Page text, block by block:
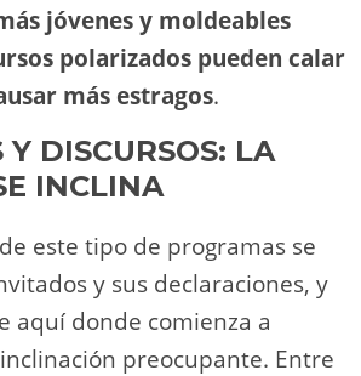
jóvenes y moldeables
polarizados pueden calar
más estragos.
DISCURSOS: LA
INCLINA
este tipo de programas se
y sus declaraciones, y
aquí donde comienza a
preocupante. Entre